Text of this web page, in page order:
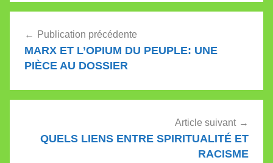
de
l’article
Publication précédente
MARX ET L’OPIUM DU PEUPLE: UNE
PIÈCE AU DOSSIER
Article suivant
QUELS LIENS ENTRE SPIRITUALITÉ ET
RACISME